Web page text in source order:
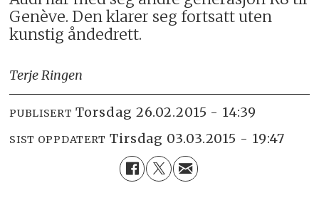
Genève. Den klarer seg fortsatt uten
kunstig åndedrett.
Terje Ringen
PUBLISERT torsdag 26.02.2015 - 14:39
SIST OPPDATERT tirsdag 03.03.2015 - 19:47